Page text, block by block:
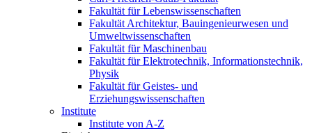
Fakultät für Lebenswissenschaften
Fakultät Architektur, Bauingenieurwesen und
Umweltwissenschaften
Fakultät für Maschinenbau
Fakultät für Elektrotechnik, Informationstechnik,
Physik
Fakultät für Geistes- und
Erziehungswissenschaften
Institute
Institute von A-Z